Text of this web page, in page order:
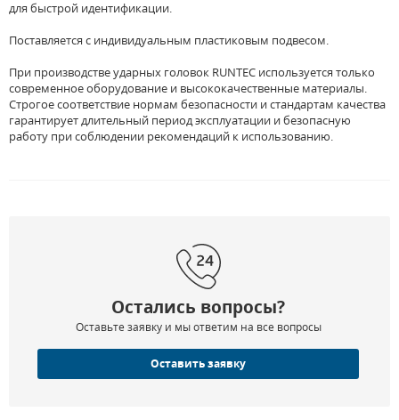
для быстрой идентификации.
Поставляется с индивидуальным пластиковым подвесом.
При производстве ударных головок RUNTEC используется только
современное оборудование и высококачественные материалы.
Строгое соответствие нормам безопасности и стандартам качества
гарантирует длительный период эксплуатации и безопасную
работу при соблюдении рекомендаций к использованию.
Остались вопросы?
Оставьте заявку и мы ответим на все вопросы
Оставить заявку